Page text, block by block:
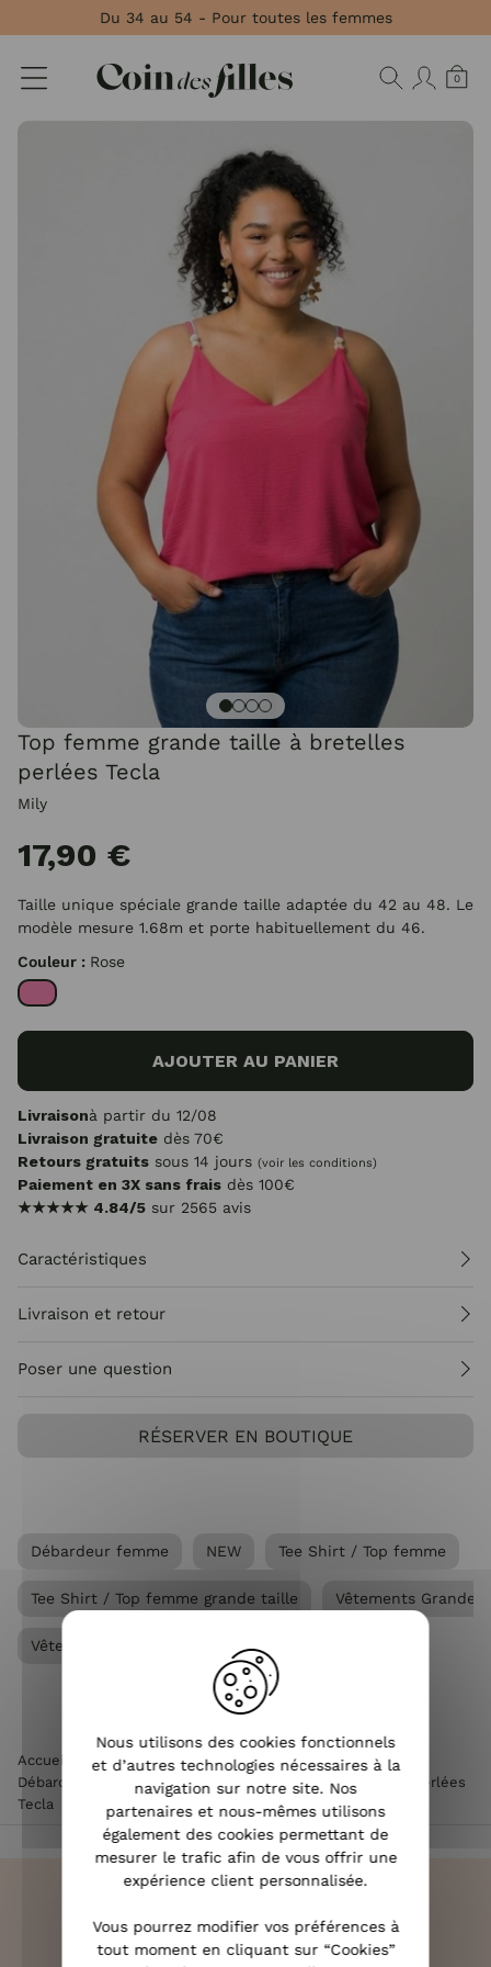
Du 34 au 54 - Pour toutes les femmes
0
Top femme grande taille à bretelles
perlées Tecla
Mily
17,90 €
Taille unique spéciale grande taille adaptée du 42 au 48. Le
modèle mesure 1.68m et porte habituellement du 46.
Couleur : Rose
AJOUTER AU PANIER
Livraisonà partir du 12/08
Livraison gratuite dès 70€
Retours gratuits sous 14 jours (voir les conditions)
Paiement en 3X sans frais dès 100€
★★★★★ 4.84/5 sur 2565 avis
Caractéristiques
Livraison et retour
Poser une question
RÉSERVER EN BOUTIQUE
Débardeur femme NEW Tee Shirt / Top femme
Tee Shirt / Top femme grande taille Vêtements
Vêtements femme
Accueil Vêtements femme >Tee Shirt / Top femme
>
Débardeur femme
Top femme grande taille à bretelles perlées
Tecla
LIVRAISON RAPIDE
Panneau de gestion des cookies
Nous utilisons des cookies fonctionnels
et d’autres technologies nécessaires à la
navigation sur notre site. Nos
partenaires et nous-mêmes utilisons
également des cookies permettant de
mesurer le trafic afin de vous offrir une
expérience client personnalisée.
Vous pourrez modifier vos préférences à
tout moment en cliquant sur “Cookies”